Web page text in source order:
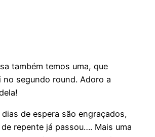
também temos uma, que
no segundo round. Adoro a
de espera são engraçados,
repente já passou…. Mais uma